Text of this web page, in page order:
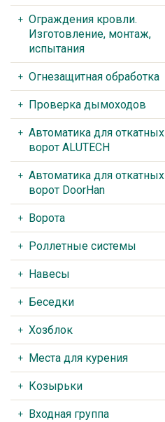
Ограждения кровли.
Изготовление, монтаж,
испытания
Огнезащитная обработка
Проверка дымоходов
Автоматика для откатных
ворот ALUTECH
Автоматика для откатных
ворот DoorHan
Ворота
Роллетные системы
Навесы
Беседки
Хозблок
Места для курения
Козырьки
Входная группа